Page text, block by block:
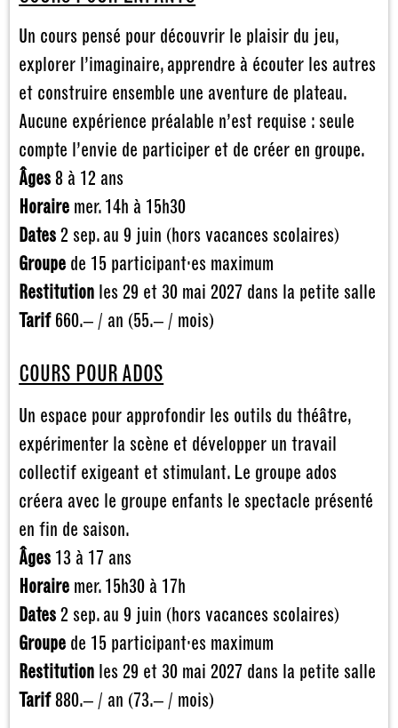
Un cours pensé pour découvrir le plaisir du jeu,
explorer l’imaginaire, apprendre à écouter les autres
et construire ensemble une aventure de plateau.
Aucune expérience préalable n’est requise : seule
compte l’envie de participer et de créer en groupe.
Âges 8 à 12 ans
Horaire mer. 14h à 15h30
Dates2 sep. au 9 juin (hors vacances scolaires)
Groupe de 15 participant·es maximum
Restitution les 29 et 30 mai 2027 dans la petite salle
Tarif 660.– / an (55.– / mois)
COURS POUR ADOS
Un espace pour approfondir les outils du théâtre,
expérimenter la scène et développer un travail
collectif exigeant et stimulant. Le groupe ados
créera avec le groupe enfants le spectacle présenté
en fin de saison.
Âges 13 à 17 ans
Horaire mer. 15h30 à 17h
Dates2 sep. au 9 juin (hors vacances scolaires)
Groupe de 15 participant·es maximum
Restitution les 29 et 30 mai 2027 dans la petite salle
Tarif880.– / an (73.– / mois)